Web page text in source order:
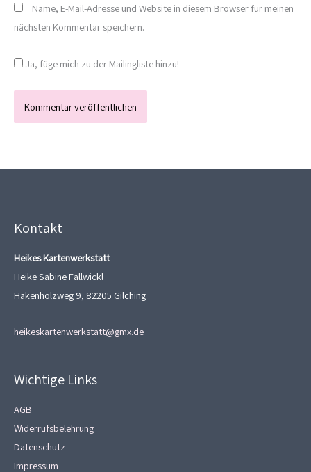
Name, E-Mail-Adresse und Website in diesem Browser für meinen
nächsten Kommentar speichern.
Ja, füge mich zu der Mailingliste hinzu!
Kontakt
Heikes Kartenwerkstatt
Heike Sabine Fallwickl
Hakenholzweg 9, 82205 Gilching
heikeskartenwerkstatt@gmx.de
Wichtige Links
AGB
Widerrufsbelehrung
Datenschutz
Impressum